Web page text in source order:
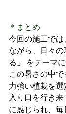
＊まとめ
今回の施工では
ながら、日々の
る 」
をテーマ
この暑さの中
力強い植栽を選
入り口を行き
に感じられ、